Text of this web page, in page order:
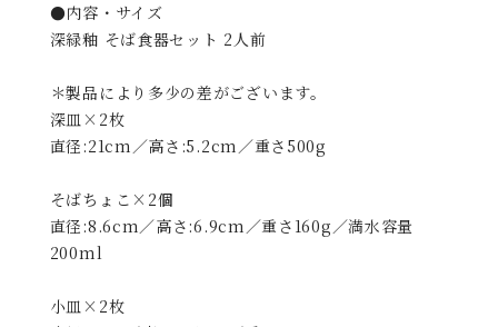
●内容・サイズ
深緑釉 そば食器セット 2人前
＊製品により多少の差がございます。
深皿×2枚
直径:21cm／高さ:5.2cm／重さ500g
そばちょこ×2個
直径:8.6cm／高さ:6.9cm／重さ160g／満水容量
200ml
小皿×2枚